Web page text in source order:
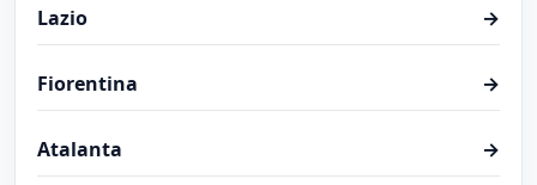
Lazio →
Fiorentina →
Atalanta →